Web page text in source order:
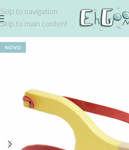
Skip to navigation
Skip to main content
NOVO